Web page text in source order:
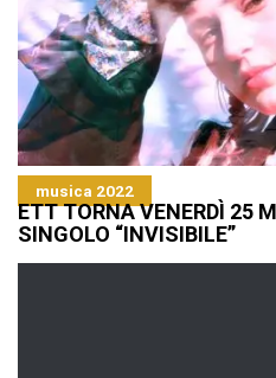
musica 2022
ETT TORNA VENERDÌ 25
SINGOLO “INVISIBILE”